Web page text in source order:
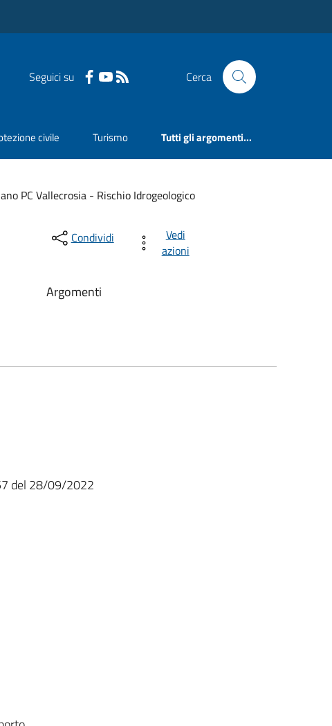
Seguici su Cerca
civile Turismo Tutti gli argomenti...
PC Vallecrosia - Rischio Idrogeologico
Condividi
Vedi
azioni
Argomenti
del 28/09/2022